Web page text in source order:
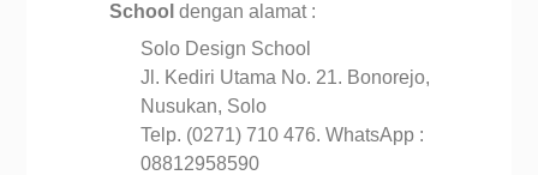
School dengan alamat :
Solo Design School
Jl. Kediri Utama No. 21. Bonorejo,
Nusukan, Solo
Telp. (0271) 710 476. WhatsApp :
08812958590